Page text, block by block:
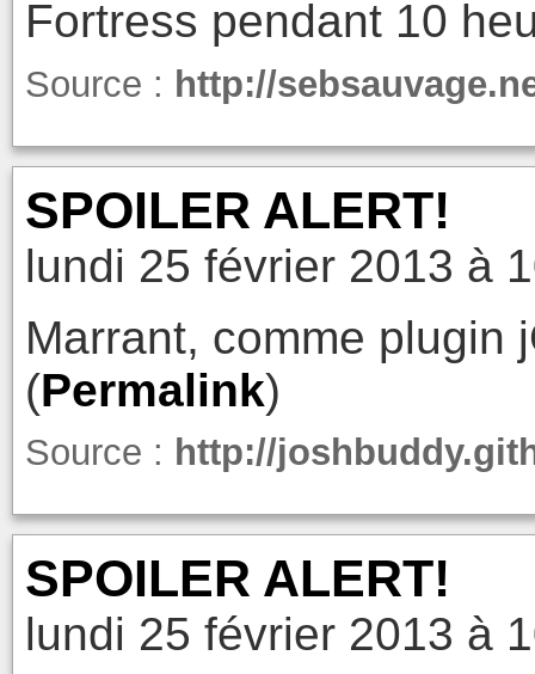
Fortress pendant 10
Source : http://
SPOILER ALERT!
lundi 25 février 2013 à
Marrant, comme plugin
(Permalink)
Source : http://
SPOILER ALERT!
lundi 25 février 2013 à